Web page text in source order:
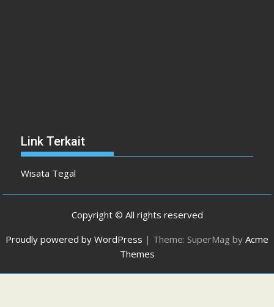
Link Terkait
Wisata Tegal
Copyright © All rights reserved
Proudly powered by WordPress | Theme: SuperMag by Acme
Themes